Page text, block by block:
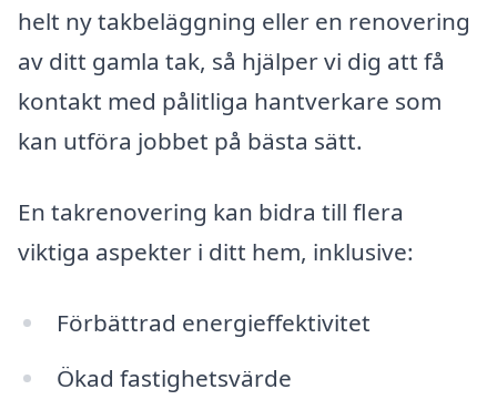
helt ny takbeläggning eller en renovering
av ditt gamla tak, så hjälper vi dig att få
kontakt med pålitliga hantverkare som
kan utföra jobbet på bästa sätt.
En takrenovering kan bidra till flera
viktiga aspekter i ditt hem, inklusive:
Förbättrad energieffektivitet
Ökad fastighetsvärde